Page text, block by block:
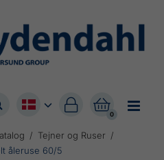


0
Tejner og Ruser
åleruse 60/5